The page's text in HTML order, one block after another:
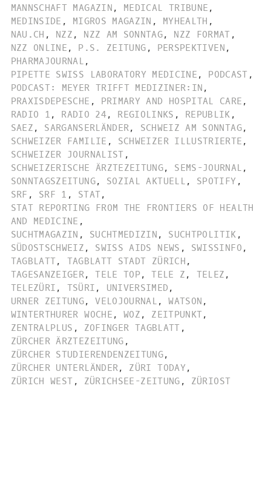
MANNSCHAFT MAGAZIN , MEDICAL TRIBUNE ,
MEDINSIDE , MIGROS MAGAZIN , MYHEALTH ,
NAU.CH , NZZ , NZZ AM SONNTAG, NZZ FORMAT ,
NZZ ONLINE , P.S. ZEITUNG , PERSPEKTIVEN ,
PHARMAJOURNAL ,
PIPETTE SWISS LABORATORY MEDICINE , PODCAST ,
PODCAST: MEYER TRIFFT MEDIZINER:IN ,
PRAXISDEPESCHE , PRIMARY AND HOSPITAL CARE ,
RADIO 1 , RADIO 24, REGIOLINKS , REPUBLIK ,
SAEZ , SARGANSERLÄNDER, SCHWEIZ AM SONNTAG,
SCHWEIZER FAMILIE , SCHWEIZER ILLUSTRIERTE ,
SCHWEIZER JOURNALIST ,
SCHWEIZERISCHE ÄRZTEZEITUNG, SEMS-JOURNAL ,
SONNTAGSZEITUNG, SOZIAL AKTUELL , SPOTIFY ,
SRF , SRF 1 , STAT,
STAT REPORTING FROM THE FRONTIERS OF HEALTH
AND MEDICINE ,
SUCHTMAGAZIN , SUCHTMEDIZIN , SUCHTPOLITIK ,
SÜDOSTSCHWEIZ , SWISS AIDS NEWS , SWISSINFO ,
TAGBLATT, TAGBLATT STADT ZÜRICH ,
TAGESANZEIGER, TELE TOP, TELE Z , TELEZ ,
TELEZÜRI , TSÜRI , UNIVERSIMED ,
URNER ZEITUNG, VELOJOURNAL , WATSON ,
WINTERTHURER WOCHE , WOZ , ZEITPUNKT,
ZENTRALPLUS , ZOFINGER TAGBLATT ,
ZÜRCHER ÄRZTEZEITUNG ,
ZÜRCHER STUDIERENDENZEITUNG,
ZÜRCHER UNTERLÄNDER, ZÜRI TODAY,
ZÜRICH WEST , ZÜRICHSEE-ZEITUNG , ZÜRIOST